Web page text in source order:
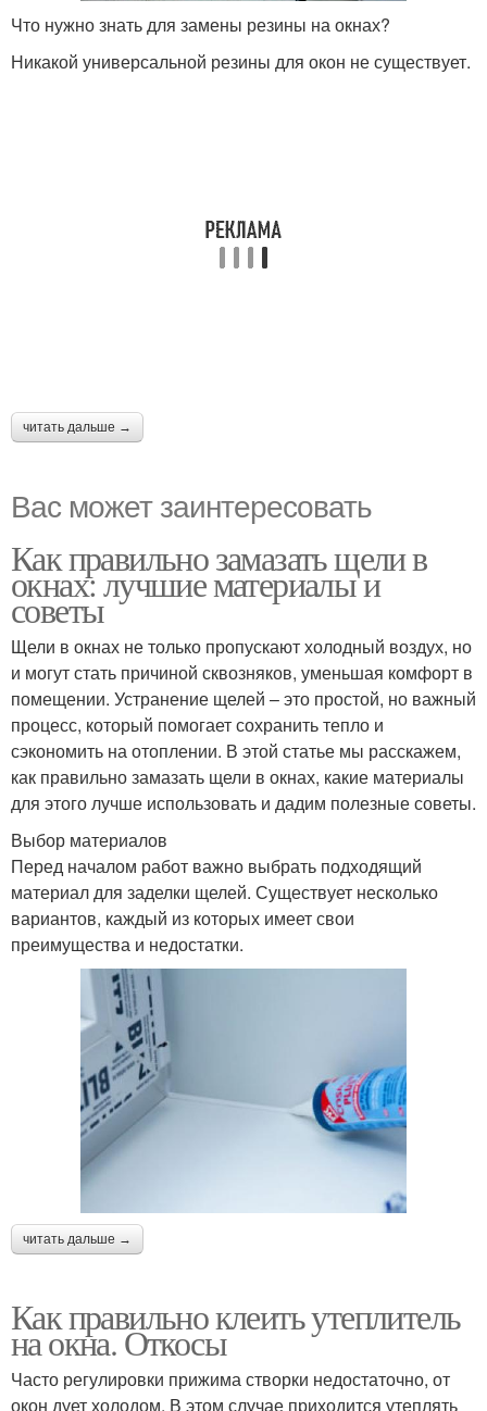
Что нужно знать для замены резины на окнах?
Никакой универсальной резины для окон не существует.
читать дальше →
Вас может заинтересовать
Как правильно замазать щели в
окнах: лучшие материалы и
советы
Щели в окнах не только пропускают холодный воздух, но
и могут стать причиной сквозняков, уменьшая комфорт в
помещении. Устранение щелей – это простой, но важный
процесс, который помогает сохранить тепло и
сэкономить на отоплении. В этой статье мы расскажем,
как правильно замазать щели в окнах, какие материалы
для этого лучше использовать и дадим полезные советы.
Выбор материалов
Перед началом работ важно выбрать подходящий
материал для заделки щелей. Существует несколько
вариантов, каждый из которых имеет свои
преимущества и недостатки.
читать дальше →
Как правильно клеить утеплитель
на окна. Откосы
Часто регулировки прижима створки недостаточно, от
окон дует холодом. В этом случае приходится утеплять